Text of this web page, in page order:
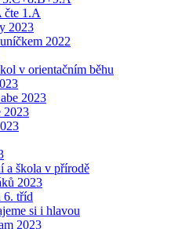
čte 1.A
2023
2022
v orientačním běhu
2023
2023
a škola v přírodě
2023
6. tříd
si i hlavou
2023